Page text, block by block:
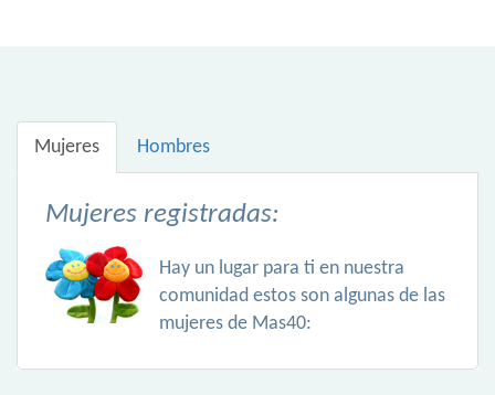
Mujeres Hombres
Mujeres registradas:
Hay un lugar para ti en nuestra
comunidad estos son algunas de las
mujeres de Mas40: